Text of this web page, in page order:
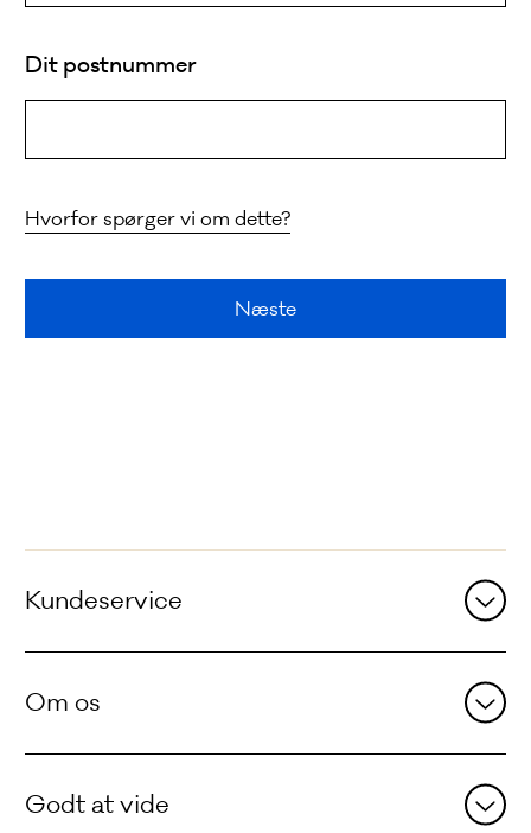
Dit postnummer
Hvorfor spørger vi om dette?
Næste
sider
Kundeservice
Om os
Godt at vide